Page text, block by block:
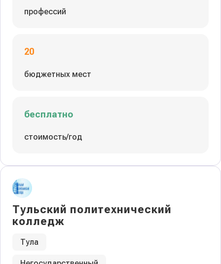
профессий
20
бюджетных мест
бесплатно
стоимость/год
Тульский политехнический
колледж
Тула